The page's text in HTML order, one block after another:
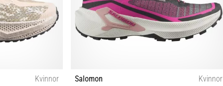
Kvinnor
Salomon
Kvinnor